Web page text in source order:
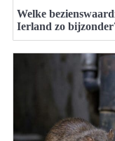
Welke
Ierland zo